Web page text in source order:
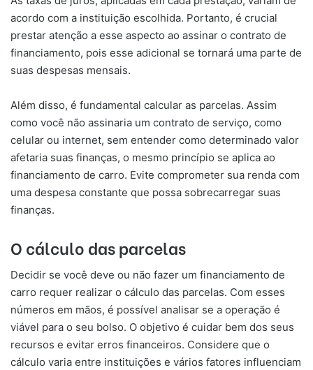
acordo com a instituição escolhida. Portanto, é crucial
prestar atenção a esse aspecto ao assinar o contrato de
financiamento, pois esse adicional se tornará uma parte de
suas despesas mensais.
Além disso, é fundamental calcular as parcelas. Assim
como você não assinaria um contrato de serviço, como
celular ou internet, sem entender como determinado valor
afetaria suas finanças, o mesmo princípio se aplica ao
financiamento de carro. Evite comprometer sua renda com
uma despesa constante que possa sobrecarregar suas
finanças.
O cálculo das parcelas
Decidir se você deve ou não fazer um financiamento de
carro requer realizar o cálculo das parcelas. Com esses
números em mãos, é possível analisar se a operação é
viável para o seu bolso. O objetivo é cuidar bem dos seus
recursos e evitar erros financeiros. Considere que o
cálculo varia entre instituições e vários fatores influenciam